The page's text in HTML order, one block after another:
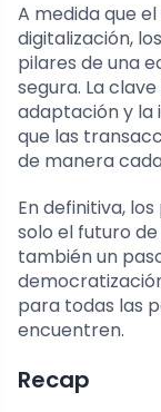
A medida que
digitalización,
pilares de una
segura. La
adaptación y la
que las
de manera
En definitiva,
solo el futuro
también un
para todas las
encuentren.
Recap